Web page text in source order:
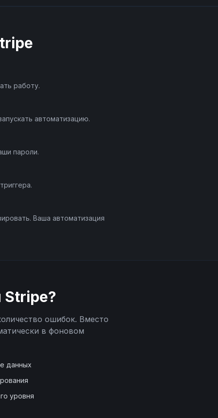
работу.
автоматизацию.
пароли.
Ваша автоматизация
Stripe?
ошибок. Вместо
в фоновом
данных
уровня